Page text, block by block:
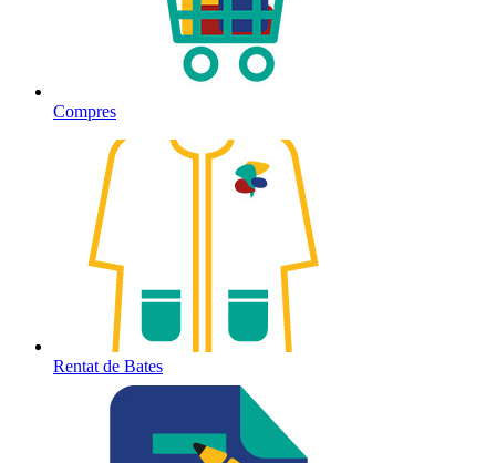
Compres
Rentat de Bates